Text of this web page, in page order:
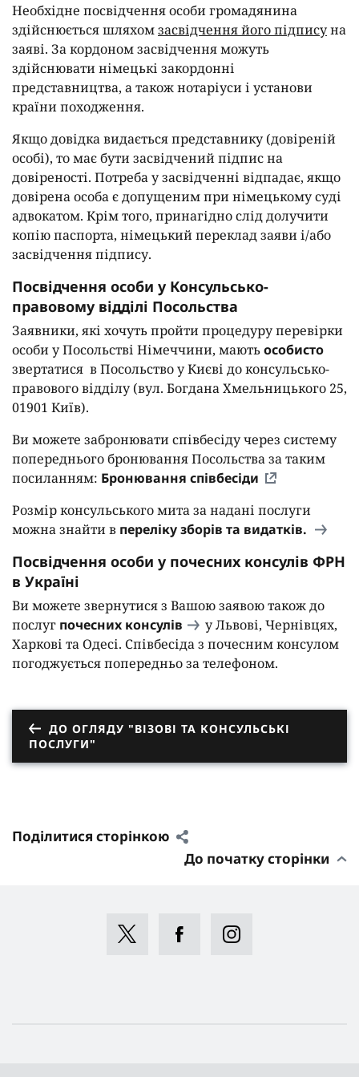
Необхідне посвідчення особи громадянина
здійснюється шляхомзасвідчення його підписуна
заяві. За кордоном засвідчення можуть
здійснювати німецькі закордонні
представництва, а також нотаріуси і установи
країни походження.
Якщо довідка видається представнику (довіреній
особі), то має бути засвідчений підпис на
довіреності. Потреба у засвідченні відпадає, якщо
довірена особа є допущеним при німецькому суді
адвокатом. Крім того, принагідно слід долучити
копію паспорта, німецький переклад заяви і/або
засвідчення підпису.
Посвідчення особи у Консульсько-
правовому відділі Посольства
Заявники, які хочуть пройти процедуру перевірки
особи у Посольстві Німеччини, маютьособисто
звертатися в Посольство у Києві до консульсько-
правового відділу (вул. Богдана Хмельницького 25,
01901 Київ).
Ви можете забронювати співбесіду через систему
попереднього бронювання Посольства за таким
посиланням: Бронювання співбесіди
Розмір консульського мита за надані послуги
можна знайти в переліку зборів та видатків.
Посвідчення особи у почесних консулів ФРН
в Україні
Ви можете звернутися з Вашою заявою також до
послуг почесних консулів
у Львові, Чернівцях,
Харкові та Одесі. Співбесіда з почесним консулом
погоджується попередньо за телефоном.
ДО ОГЛЯДУ "ВІЗОВІ ТА КОНСУЛЬСЬКІ
ПОСЛУГИ"
Поділитися сторінкою
До початку сторінки